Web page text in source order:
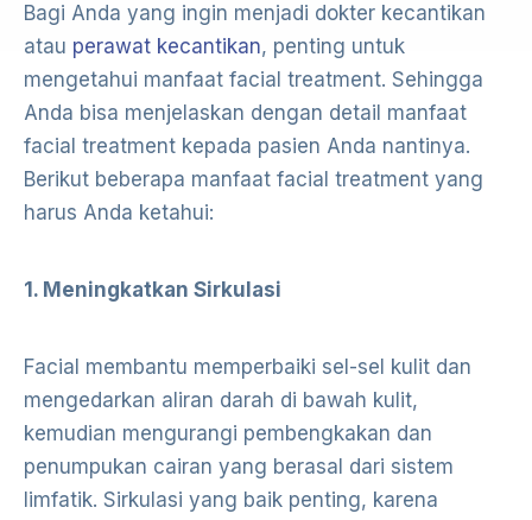
Bagi Anda yang ingin menjadi dokter kecantikan
atau perawat kecantikan, penting untuk
mengetahui manfaat facial treatment. Sehingga
Anda bisa menjelaskan dengan detail manfaat
facial treatment kepada pasien Anda nantinya.
Berikut beberapa manfaat facial treatment yang
harus Anda ketahui:
1. Meningkatkan Sirkulasi
Facial membantu memperbaiki sel-sel kulit dan
mengedarkan aliran darah di bawah kulit,
kemudian mengurangi pembengkakan dan
penumpukan cairan yang berasal dari sistem
limfatik. Sirkulasi yang baik penting, karena